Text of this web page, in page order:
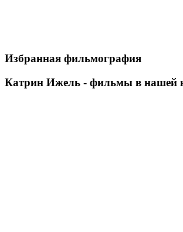
Избранная фильмография
Катрин Ижель - фильмы в нашей